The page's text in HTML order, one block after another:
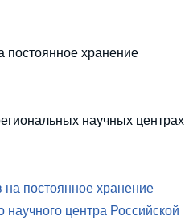
постоянное хранение
научных центрах
постоянное хранение
научного центра Российской